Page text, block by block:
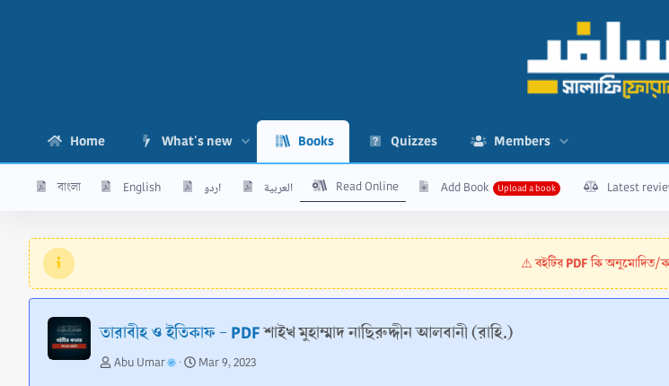
Home What's new Books Quizzes Members
বাংলা English اردو العربية Read Online Add Book Latest
⚠️বইটির PDF কি অনুমোদিত/
তারাবীহ ও ইতিকাফ - PDFশাইখ মুহাম্মাদ নাছিরুদ্দীন আলবানী (রাহি.)
A
Abu Umar
C
Mar 9, 2023